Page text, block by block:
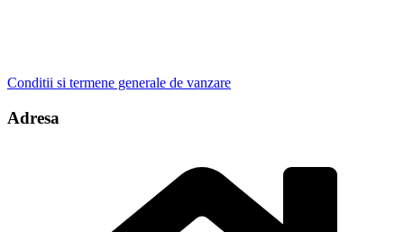
Conditii si termene generale de vanzare
Adresa